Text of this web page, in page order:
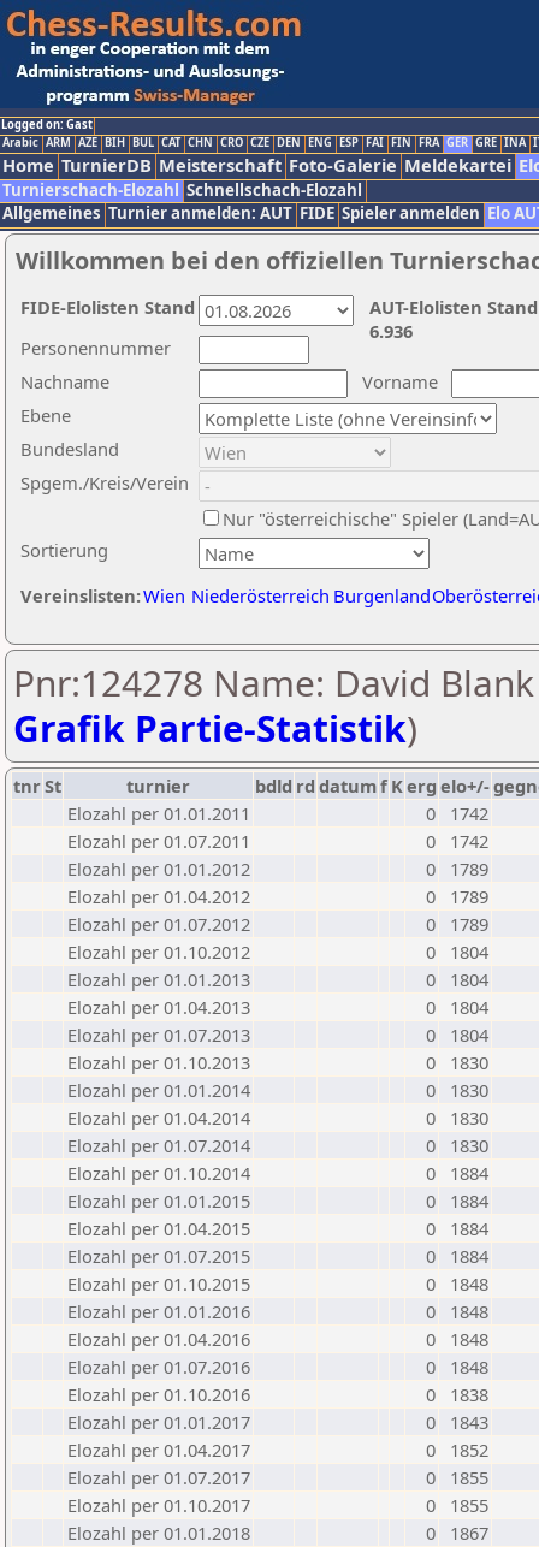
Logged on: Gast
Arabic ARM AZE BIH BUL CAT CHN CRO CZE DEN ENG ESP FAI FIN FRA GER GRE INA
Home TurnierDB Meisterschaft Foto-Galerie Meldekartei
Turnierschach-Elozahl Schnellschach-Elozahl
Allgemeines Turnier anmelden: AUT FIDE Spieler anmelden Elo
Willkommen bei den offiziellen
Nachname
Vorname
Ebene
Sortierung
Personennummer
Bundesland
Spgem./Kreis/Verein
Nur "österreichische" Spieler
Vereinslisten:Wien Niederösterreich Burgenland
AUT-Elolisten
6.936
FIDE-Elolisten Stand
Pnr:124278 Name: David
Grafik Partie-Statistik)
tnrSt turnier bdld rd datumf Kerg elo+/-
Elozahl per 01.01.2011
0
1742
Elozahl per 01.07.2011
0
1742
Elozahl per 01.01.2012
0
1789
Elozahl per 01.04.2012
0
1789
Elozahl per 01.07.2012
0
1789
Elozahl per 01.10.2012
0
1804
Elozahl per 01.01.2013
0
1804
Elozahl per 01.04.2013
0
1804
Elozahl per 01.07.2013
0
1804
Elozahl per 01.10.2013
0
1830
Elozahl per 01.01.2014
0
1830
Elozahl per 01.04.2014
0
1830
Elozahl per 01.07.2014
0
1830
Elozahl per 01.10.2014
0
1884
Elozahl per 01.01.2015
0
1884
Elozahl per 01.04.2015
0
1884
Elozahl per 01.07.2015
0
1884
Elozahl per 01.10.2015
0
1848
Elozahl per 01.01.2016
0
1848
Elozahl per 01.04.2016
0
1848
Elozahl per 01.07.2016
0
1848
Elozahl per 01.10.2016
0
1838
Elozahl per 01.01.2017
0
1843
Elozahl per 01.04.2017
0
1852
Elozahl per 01.07.2017
0
1855
Elozahl per 01.10.2017
0
1855
Elozahl per 01.01.2018
0
1867